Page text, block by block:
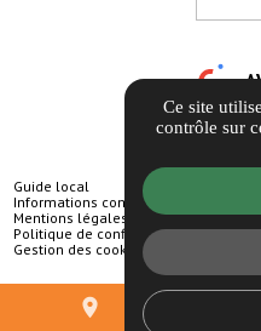
place
Guide local
Informations complémentaires
Mentions légales
Politique de confidentialité
Gestion des cookies
Ce site
contrôle sur